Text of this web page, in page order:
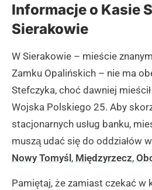
Informacje o Kasie
Sierakowie
W Sierakowie – mieście
Zamku Opalińskich – nie ma
Stefczyka, choć dawniej
Wojska Polskiego 25. Aby
stacjonarnych usług banku,
muszą udać się do oddziałów
Nowy Tomyśl , Międzyrzecz,
Pamiętaj, że zamiast czekać w